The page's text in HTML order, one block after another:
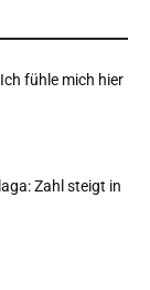
fühle mich hier
Zahl steigt in